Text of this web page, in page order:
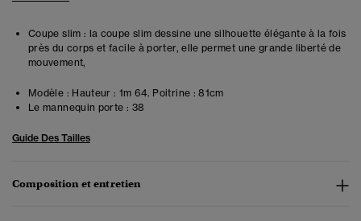
Coupe slim : la coupe slim dessine une silhouette élégante à la fois
près du corps et facile à porter, elle permet une grande liberté de
mouvement,
Modèle : Hauteur : 1m 64. Poitrine : 81cm
Le mannequin porte : 38
Guide Des Tailles
Composition et entretien